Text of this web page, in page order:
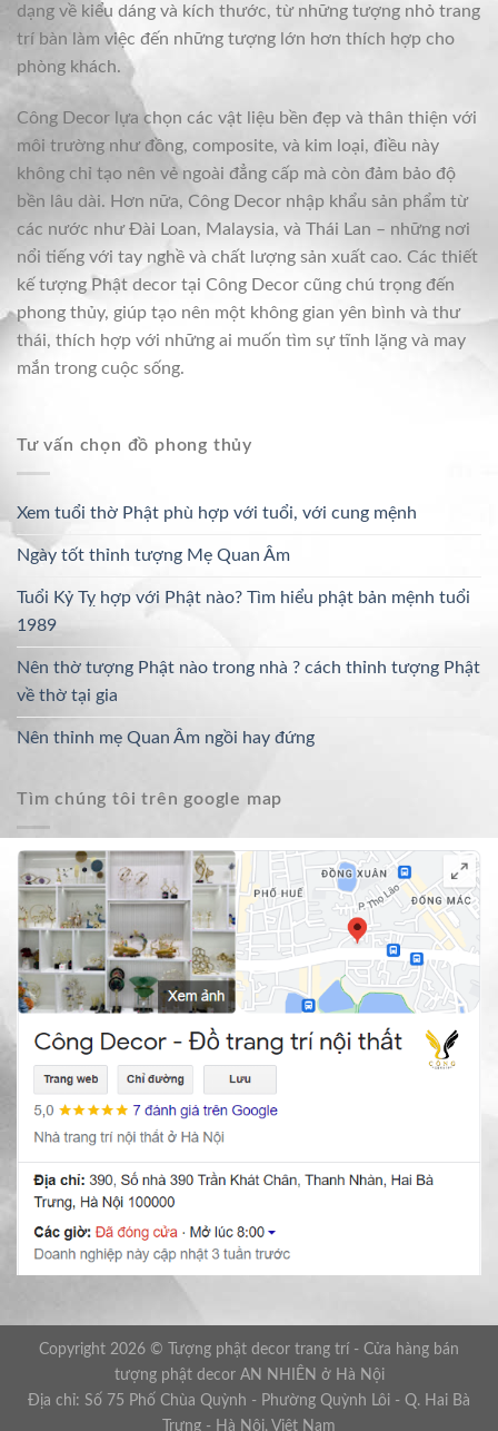
dạng về kiểu dáng và kích thước, từ những tượng nhỏ trang
trí bàn làm việc đến những tượng lớn hơn thích hợp cho
phòng khách.
Công Decor lựa chọn các vật liệu bền đẹp và thân thiện với
môi trường như đồng, composite, và kim loại, điều này
không chỉ tạo nên vẻ ngoài đẳng cấp mà còn đảm bảo độ
bền lâu dài. Hơn nữa, Công Decor nhập khẩu sản phẩm từ
các nước như Đài Loan, Malaysia, và Thái Lan – những nơi
nổi tiếng với tay nghề và chất lượng sản xuất cao. Các thiết
kế tượng Phật decor tại Công Decor cũng chú trọng đến
phong thủy, giúp tạo nên một không gian yên bình và thư
thái, thích hợp với những ai muốn tìm sự tĩnh lặng và may
mắn trong cuộc sống.
Tư vấn chọn đồ phong thủy
Xem tuổi thờ Phật phù hợp với tuổi, với cung mệnh
Ngày tốt thỉnh tượng Mẹ Quan Âm
Tuổi Kỷ Tỵ hợp với Phật nào? Tìm hiểu phật bản mệnh tuổi
1989
Nên thờ tượng Phật nào trong nhà ? cách thỉnh tượng Phật
về thờ tại gia
Nên thỉnh mẹ Quan Âm ngồi hay đứng
Tìm chúng tôi trên google map
Copyright 2026 © Tượng phật decor trang trí - Cửa hàng bán
tượng phật decor AN NHIÊN ở Hà Nội
Địa chỉ: Số 75 Phố Chùa Quỳnh - Phường Quỳnh Lôi - Q. Hai Bà
Trưng - Hà Nội, Việt Nam